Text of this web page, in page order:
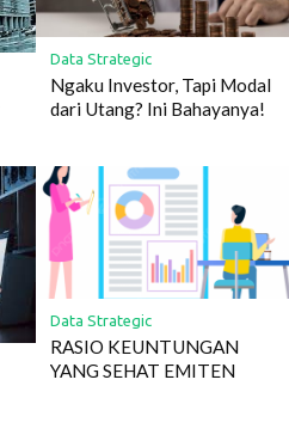
Data Strategic
Ngaku Investor, Tapi Modal
dari Utang? Ini Bahayanya!
Data Strategic
RASIO KEUNTUNGAN
YANG SEHAT EMITEN